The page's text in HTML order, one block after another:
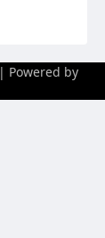
| Powered by